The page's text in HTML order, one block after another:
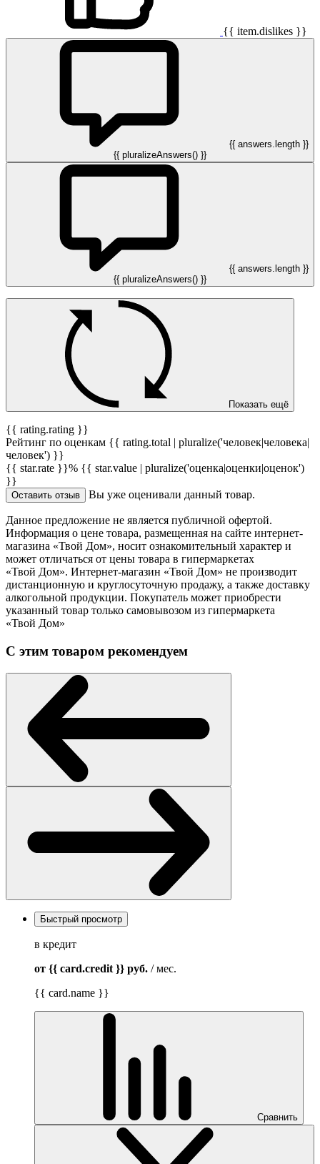
{{ item.dislikes }}
{{ answers.length }}
{{ pluralizeAnswers() }}
{{ answers.length }}
{{ pluralizeAnswers() }}
Показать ещё
{{ rating.rating }}
Рейтинг по оценкам {{ rating.total | pluralize('человек|человека|
человек') }}
{{ star.rate }}% {{ star.value | pluralize('оценка|оценки|оценок')
}}
Оставить отзыв Вы уже оценивали данный товар.
Данное предложение не является публичной офертой.
Информация о цене товара, размещенная на сайте интернет-
магазина «Твой Дом», носит ознакомительный характер и
может отличаться от цены товара в гипермаркетах
«Твой Дом». Интернет-магазин «Твой Дом» не производит
дистанционную и круглосуточную продажу, а также доставку
алкогольной продукции. Покупатель может приобрести
указанный товар только самовывозом из гипермаркета
«Твой Дом»
С этим товаром рекомендуем
Быстрый просмотр
в кредит
от {{ card.credit }} руб. / мес.
{{ card.name }}
Сравнить